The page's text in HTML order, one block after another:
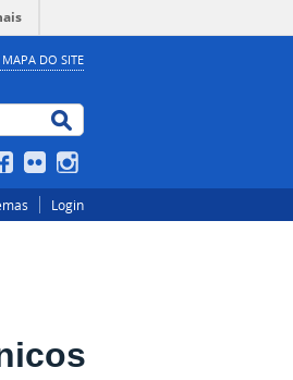
MAPA DO SITE
Facebook
Flickr
Login